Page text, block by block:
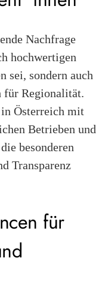
Nachfrage
hochwertigen
sei, sondern auch
für Regionalität.
Österreich mit
Betrieben und
besonderen
Transparenz
für